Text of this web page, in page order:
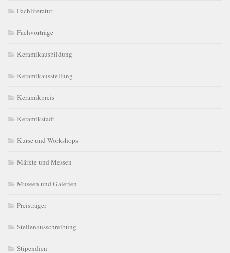
Fachliteratur
Fachvorträge
Keramikausbildung
Keramikausstellung
Keramikpreis
Keramikstadt
Kurse und Workshops
Märkte und Messen
Museen und Galerien
Preisträger
Stellenausschreibung
Stipendien